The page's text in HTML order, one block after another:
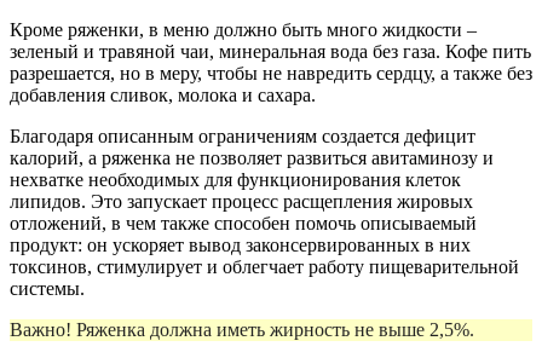
Кроме ряженки, в меню должно быть много жидкости –
зеленый и травяной чаи, минеральная вода без газа. Кофе пить
разрешается, но в меру, чтобы не навредить сердцу, а также без
добавления сливок, молока и сахара.
Благодаря описанным ограничениям создается дефицит
калорий, а ряженка не позволяет развиться авитаминозу и
нехватке необходимых для функционирования клеток
липидов. Это запускает процесс расщепления жировых
отложений, в чем также способен помочь описываемый
продукт: он ускоряет вывод законсервированных в них
токсинов, стимулирует и облегчает работу пищеварительной
системы.
Важно! Ряженка должна иметь жирность не выше 2,5%.